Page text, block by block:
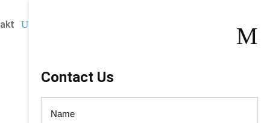
M
Contact Us